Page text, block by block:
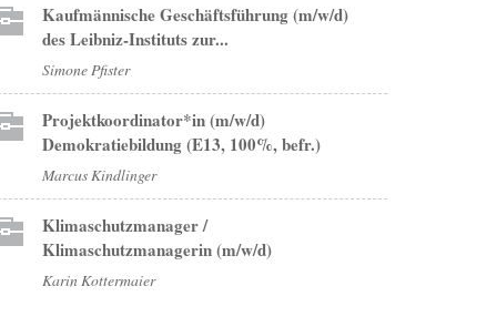
Kaufmännische Geschäftsführung (m/w/d)
des Leibniz-Instituts zur...
Simone Pfister
Projektkoordinator*in (m/w/d)
Demokratiebildung (E13, 100%, befr.)
Marcus Kindlinger
Klimaschutzmanager /
Klimaschutzmanagerin (m/w/d)
Karin Kottermaier